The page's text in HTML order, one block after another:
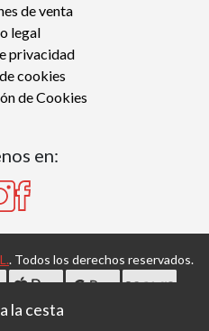
de venta
legal
privacidad
cookies
de Cookies
en:
. Todos los derechos reservados.
. Tecnología